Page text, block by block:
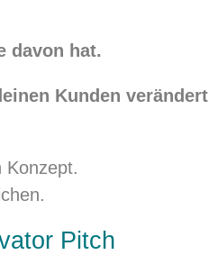
davon hat.
Kunden verändert
Konzept.
Pitch